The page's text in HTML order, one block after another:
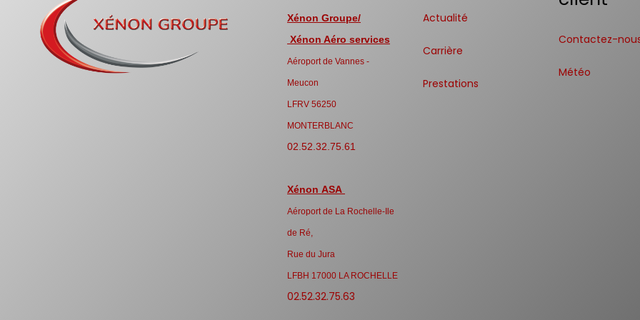
Xénon Groupe/
Xénon Aéro services
Aéroport de Vannes -
Meucon
LFRV 56250
MONTERBLANC
02.52.32.75.61
Xénon ASA
Aéroport de La Rochelle-Ile
de Ré,
Rue du Jura
LFBH 17000 LA ROCHELLE
02.52.32.75.63
Actualité
Carrière
Prestations
Contactez-
Météo